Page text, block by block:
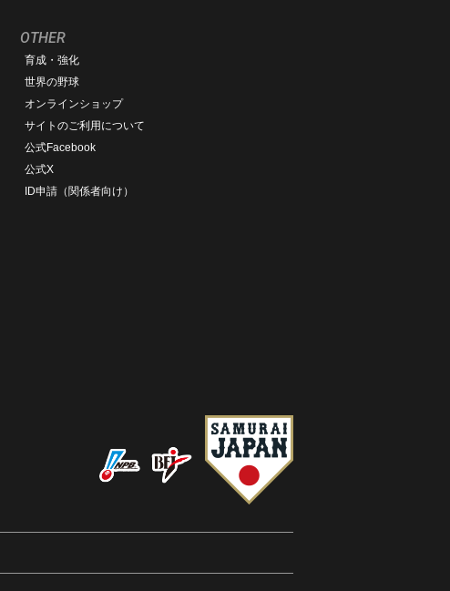
OTHER
育成・強化
世界の野球
オンラインショップ
サイトのご利用について
公式Facebook
公式X
ID申請（関係者向け）